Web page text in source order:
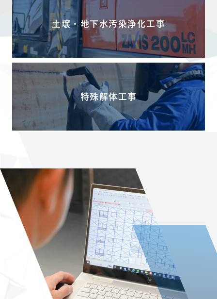
土壌・地下水汚染浄化工事
特殊解体工事